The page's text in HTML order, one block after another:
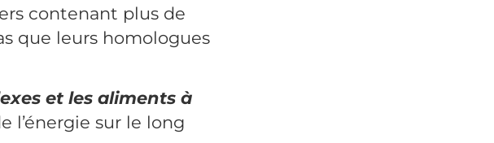
contenant plus de
que leurs homologues
et les aliments à
l’énergie sur le long